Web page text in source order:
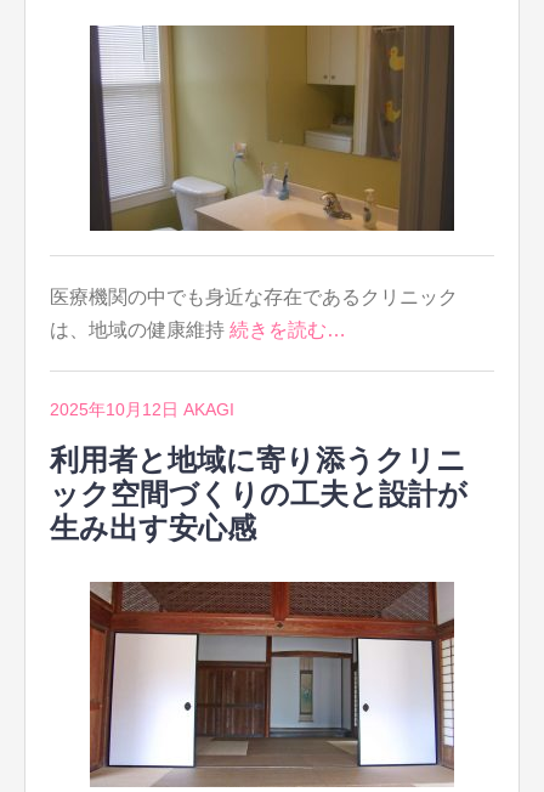
医療機関の中でも身近な存在であるクリニック
は、地域の健康維持 続きを読む…
2025年10月12日 AKAGI
利用者と地域に寄り添うクリニ
ック空間づくりの工夫と設計が
生み出す安心感